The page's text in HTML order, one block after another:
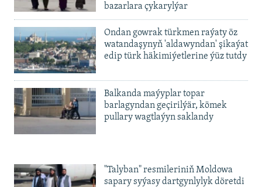
bazarlara çykarylýar
Ondan gowrak türkmen raýaty öz
watandaşynyň 'aldawyndan' şikaýat
edip türk häkimiýetlerine ýüz tutdy
Balkanda maýyplar topar
barlagyndan geçirilýär, kömek
pullary wagtlaýyn saklandy
"Talyban" resmileriniň Moldowa
sapary syýasy dartgynlylyk döretdi